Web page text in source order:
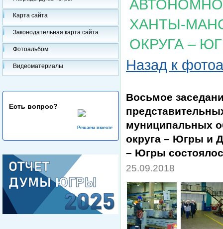
Карта сайта
Законодательная карта сайта
Фотоальбом
Видеоматериалы
Есть вопрос?
Решаем вместе
ХАНТЫ-
ОКРУГА –
Назад к
Восьмое
муниципальных
округа – Югры и
– Югры
25.09.2018